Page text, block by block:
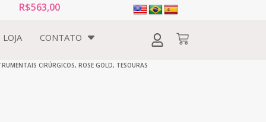
LOJA CONTATO
R$563,00
CIRÚRGICOS, ROSE GOLD, TESOURAS